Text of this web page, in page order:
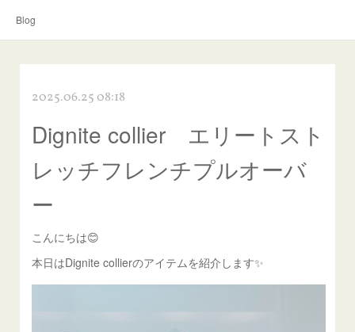
Blog
2025.06.25 08:18
Dignite collier エリートスト
レッチフレンチプルオーバ
ー
こんにちは😊
本日はDignite collierのアイテムを紹介します✨